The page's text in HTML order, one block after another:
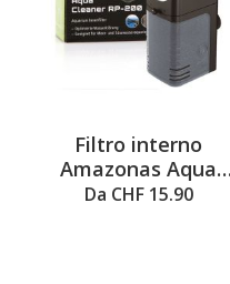
Filtro interno
Amazonas Aqua
Cleaner RP, 50 l/h –
Da CHF 15.90